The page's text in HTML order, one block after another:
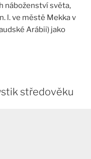
náboženství světa,
l. ve městě Mekka v
Arábii) jako
středověku